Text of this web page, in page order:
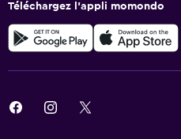
Téléchargez l’appli momondo